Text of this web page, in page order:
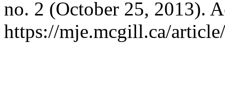
no. 2 (October 25, 2013).
https://mje.mcgill.ca/